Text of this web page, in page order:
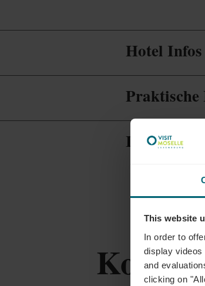
This website
In order to
display
and
clicking on
Hotel Infos
Infos zur